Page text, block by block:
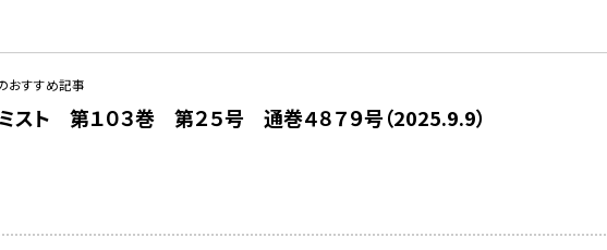
おすすめ記事
スト 第１０３巻 第２５号 通巻４８７９号（2025.9.9）